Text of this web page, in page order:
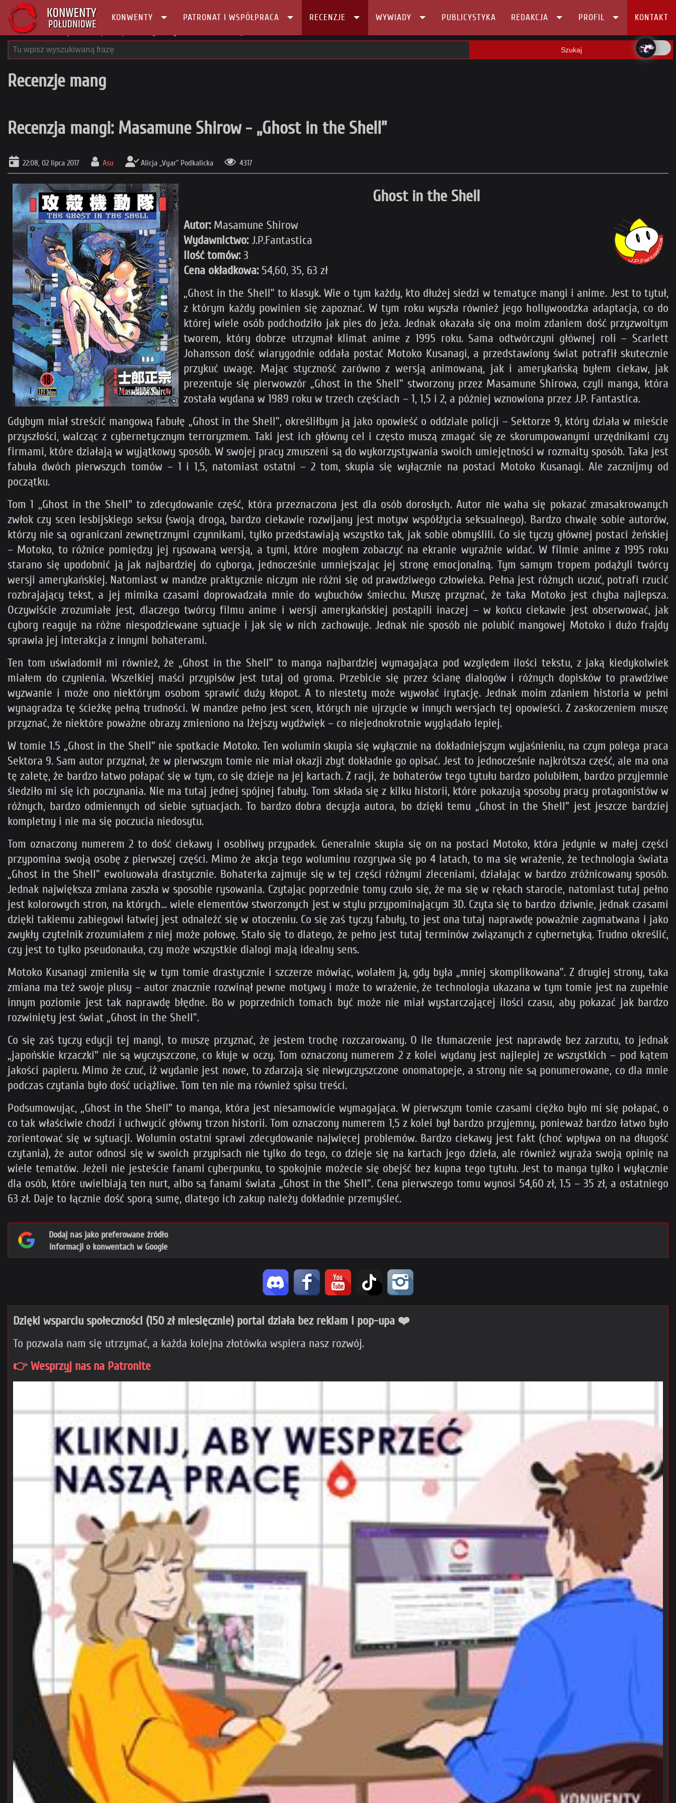
KONWENTY PATRONAT I WSPÓŁPRACA RECENZJE WYWIADY PUBLICYSTYKA REDAKCJA PROFIL KONTAKT
Główna
Szukaj
Recenzje mang
Recenzja mangi: Masamune Shirow - „Ghost in the Shell”
22:08, 02 lipca 2017 Asu Alicja „Vyar” Podkalicka 4317
Ghost in the Shell
Autor: Masamune Shirow
Wydawnictwo: J.P.Fantastica
Ilość tomów: 3
Cena okładkowa: 54,60, 35, 63 zł
„Ghost in the Shell” to klasyk. Wie o tym każdy, kto dłużej siedzi w tematyce mangi i anime. Jest to tytuł,
z którym każdy powinien się zapoznać. W tym roku wyszła również jego hollywoodzka adaptacja, co do
której wiele osób podchodziło jak pies do jeża. Jednak okazała się ona moim zdaniem dość przyzwoitym
tworem, który dobrze utrzymał klimat anime z 1995 roku. Sama odtwórczyni głównej roli – Scarlett
Johansson dość wiarygodnie oddała postać Motoko Kusanagi, a przedstawiony świat potrafił skutecznie
przykuć uwagę. Mając styczność zarówno z wersją animowaną, jak i amerykańską byłem ciekaw, jak
prezentuje się pierwowzór „Ghost in the Shell” stworzony przez Masamune Shirowa, czyli manga, która
została wydana w 1989 roku w trzech częściach – 1, 1,5 i 2, a później wznowiona przez J.P. Fantastica.
Gdybym miał streścić mangową fabułę „Ghost in the Shell”, określiłbym ją jako opowieść o oddziale policji – Sektorze 9, który działa w mieście
przyszłości, walcząc z cybernetycznym terroryzmem. Taki jest ich główny cel i często muszą zmagać się ze skorumpowanymi urzędnikami czy
firmami, które działają w wyjątkowy sposób. W swojej pracy zmuszeni są do wykorzystywania swoich umiejętności w rozmaity sposób. Taka jest
fabuła dwóch pierwszych tomów – 1 i 1,5, natomiast ostatni – 2 tom, skupia się wyłącznie na postaci Motoko Kusanagi. Ale zacznijmy od
początku.
Tom 1 ,,Ghost in the Shell" to zdecydowanie część, która przeznaczona jest dla osób dorosłych. Autor nie waha się pokazać zmasakrowanych
zwłok czy scen lesbijskiego seksu (swoją drogą, bardzo ciekawie rozwijany jest motyw współżycia seksualnego). Bardzo chwalę sobie autorów,
którzy nie są ograniczani zewnętrznymi czynnikami, tylko przedstawiają wszystko tak, jak sobie obmyślili. Co się tyczy głównej postaci żeńskiej
– Motoko, to różnice pomiędzy jej rysowaną wersją, a tymi, które mogłem zobaczyć na ekranie wyraźnie widać. W filmie anime z 1995 roku
starano się upodobnić ją jak najbardziej do cyborga, jednocześnie umniejszając jej stronę emocjonalną. Tym samym tropem podążyli twórcy
wersji amerykańskiej. Natomiast w mandze praktycznie niczym nie różni się od prawdziwego człowieka. Pełna jest różnych uczuć, potrafi rzucić
rozbrajający tekst, a jej mimika czasami doprowadzała mnie do wybuchów śmiechu. Muszę przyznać, że taka Motoko jest chyba najlepsza.
Oczywiście zrozumiałe jest, dlaczego twórcy filmu anime i wersji amerykańskiej postąpili inaczej – w końcu ciekawie jest obserwować, jak
cyborg reaguje na różne niespodziewane sytuacje i jak się w nich zachowuje. Jednak nie sposób nie polubić mangowej Motoko i dużo frajdy
sprawia jej interakcja z innymi bohaterami.
Ten tom uświadomił mi również, że „Ghost in the Shell” to manga najbardziej wymagająca pod względem ilości tekstu, z jaką kiedykolwiek
miałem do czynienia. Wszelkiej maści przypisów jest tutaj od groma. Przebicie się przez ścianę dialogów i różnych dopisków to prawdziwe
wyzwanie i może ono niektórym osobom sprawić duży kłopot. A to niestety może wywołać irytację. Jednak moim zdaniem historia w pełni
wynagradza tę ścieżkę pełną trudności. W mandze pełno jest scen, których nie ujrzycie w innych wersjach tej opowieści. Z zaskoczeniem muszę
przyznać, że niektóre poważne obrazy zmieniono na lżejszy wydźwięk – co niejednokrotnie wyglądało lepiej.
W tomie 1.5 „Ghost in the Shell” nie spotkacie Motoko. Ten wolumin skupia się wyłącznie na dokładniejszym wyjaśnieniu, na czym polega praca
Sektora 9. Sam autor przyznał, że w pierwszym tomie nie miał okazji zbyt dokładnie go opisać. Jest to jednocześnie najkrótsza część, ale ma ona
tę zaletę, że bardzo łatwo połapać się w tym, co się dzieje na jej kartach. Z racji, że bohaterów tego tytułu bardzo polubiłem, bardzo przyjemnie
śledziło mi się ich poczynania. Nie ma tutaj jednej spójnej fabuły. Tom składa się z kilku historii, które pokazują sposoby pracy protagonistów w
różnych, bardzo odmiennych od siebie sytuacjach. To bardzo dobra decyzja autora, bo dzięki temu „Ghost in the Shell” jest jeszcze bardziej
kompletny i nie ma się poczucia niedosytu.
Tom oznaczony numerem 2 to dość ciekawy i osobliwy przypadek. Generalnie skupia się on na postaci Motoko, która jedynie w małej części
przypomina swoją osobę z pierwszej części. Mimo że akcja tego woluminu rozgrywa się po 4 latach, to ma się wrażenie, że technologia świata
„Ghost in the Shell” ewoluowała drastycznie. Bohaterka zajmuje się w tej części różnymi zleceniami, działając w bardzo zróżnicowany sposób.
Jednak największa zmiana zaszła w sposobie rysowania. Czytając poprzednie tomy czuło się, że ma się w rękach starocie, natomiast tutaj pełno
jest kolorowych stron, na których... wiele elementów stworzonych jest w stylu przypominającym 3D. Czyta się to bardzo dziwnie, jednak czasami
dzięki takiemu zabiegowi łatwiej jest odnaleźć się w otoczeniu. Co się zaś tyczy fabuły, to jest ona tutaj naprawdę poważnie zagmatwana i jako
zwykły czytelnik zrozumiałem z niej może połowę. Stało się to dlatego, że pełno jest tutaj terminów związanych z cybernetyką. Trudno określić,
czy jest to tylko pseudonauka, czy może wszystkie dialogi mają idealny sens.
Motoko Kusanagi zmieniła się w tym tomie drastycznie i szczerze mówiąc, wolałem ją, gdy była „mniej skomplikowana”. Z drugiej strony, taka
zmiana ma też swoje plusy – autor znacznie rozwinął pewne motywy i może to wrażenie, że technologia ukazana w tym tomie jest na zupełnie
innym poziomie jest tak naprawdę błędne. Bo w poprzednich tomach być może nie miał wystarczającej ilości czasu, aby pokazać jak bardzo
rozwinięty jest świat „Ghost in the Shell”.
Co się zaś tyczy edycji tej mangi, to muszę przyznać, że jestem trochę rozczarowany. O ile tłumaczenie jest naprawdę bez zarzutu, to jednak
„japońskie krzaczki” nie są wyczyszczone, co kłuje w oczy. Tom oznaczony numerem 2 z kolei wydany jest najlepiej ze wszystkich – pod kątem
jakości papieru. Mimo że czuć, iż wydanie jest nowe, to zdarzają się niewyczyszczone onomatopeje, a strony nie są ponumerowane, co dla mnie
podczas czytania było dość uciążliwe. Tom ten nie ma również spisu treści.
Podsumowując, „Ghost in the Shell” to manga, która jest niesamowicie wymagająca. W pierwszym tomie czasami ciężko było mi się połapać, o
co tak właściwie chodzi i uchwycić główny trzon historii. Tom oznaczony numerem 1,5 z kolei był bardzo przyjemny, ponieważ bardzo łatwo było
zorientować się w sytuacji. Wolumin ostatni sprawi zdecydowanie najwięcej problemów. Bardzo ciekawy jest fakt (choć wpływa on na długość
czytania), że autor odnosi się w swoich przypisach nie tylko do tego, co dzieje się na kartach jego dzieła, ale również wyraża swoją opinię na
wiele tematów. Jeżeli nie jesteście fanami cyberpunku, to spokojnie możecie się obejść bez kupna tego tytułu. Jest to manga tylko i wyłącznie
dla osób, które uwielbiają ten nurt, albo są fanami świata „Ghost in the Shell”. Cena pierwszego tomu wynosi 54,60 zł, 1.5 – 35 zł, a ostatniego
63 zł. Daje to łącznie dość sporą sumę, dlatego ich zakup należy dokładnie przemyśleć.
Dodaj nas jako preferowane źródło
informacji o konwentach w Google
Dzięki wsparciu społeczności (150 zł miesięcznie) portal działa bez reklam i pop-upa ❤️
To pozwala nam się utrzymać, a każda kolejna złotówka wspiera nasz rozwój.
👉 Wesprzyj nas na Patronite